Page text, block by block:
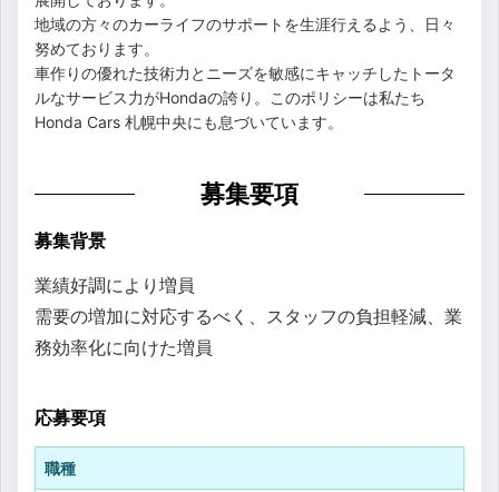
地域の方々のカーライフのサポートを生涯行えるよう、日々
努めております。
車作りの優れた技術力とニーズを敏感にキャッチしたトータ
ルなサービス力がHondaの誇り。このポリシーは私たち
Honda Cars 札幌中央にも息づいています。
募集要項
募集背景
業績好調により増員
需要の増加に対応するべく、スタッフの負担軽減、業
務効率化に向けた増員
応募要項
職種